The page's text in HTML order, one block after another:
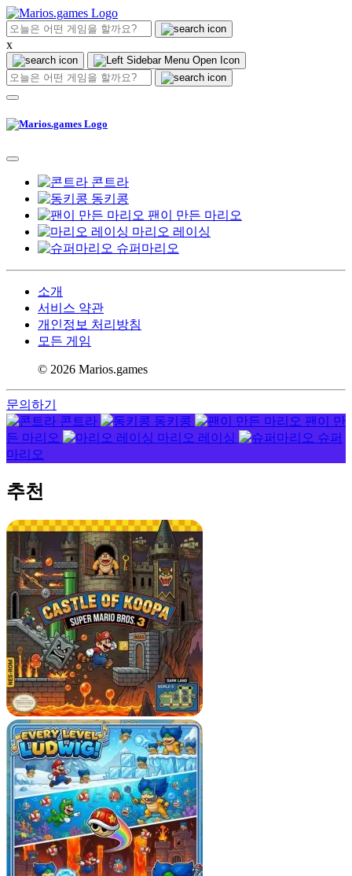
x
콘트라
동키콩
팬이 만든 마리오
마리오 레이싱
슈퍼마리오
소개
서비스 약관
개인정보 처리방침
모든 게임
© 2026 Marios.games
문의하기
콘트라
동키콩
팬이 만
든 마리오
마리오 레이싱
슈퍼
마리오
추천